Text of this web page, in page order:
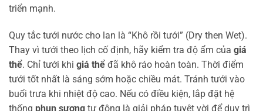
triển mạnh.
Quy tắc tưới nước cho lan là “Khô rồi tưới” (Dry then Wet).
Thay vì tưới theo lịch cố định, hãy kiểm tra độ ẩm của giá
thể. Chỉ tưới khi giá thể đã khô ráo hoàn toàn. Thời điểm
tưới tốt nhất là sáng sớm hoặc chiều mát. Tránh tưới vào
buổi trưa khi nhiệt độ cao. Nếu có điều kiện, lắp đặt hệ
thống phun sương tự động là giải pháp tuyệt vời để duy trì